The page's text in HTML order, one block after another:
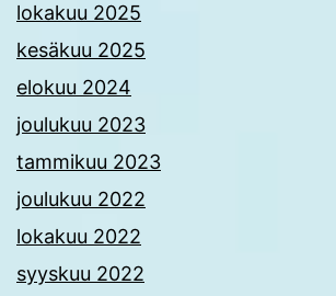
lokakuu 2025
kesäkuu 2025
elokuu 2024
joulukuu 2023
tammikuu 2023
joulukuu 2022
lokakuu 2022
syyskuu 2022